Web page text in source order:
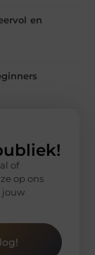
en
of
op ons
jouw